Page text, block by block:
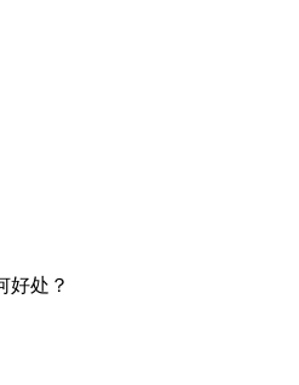
好处？